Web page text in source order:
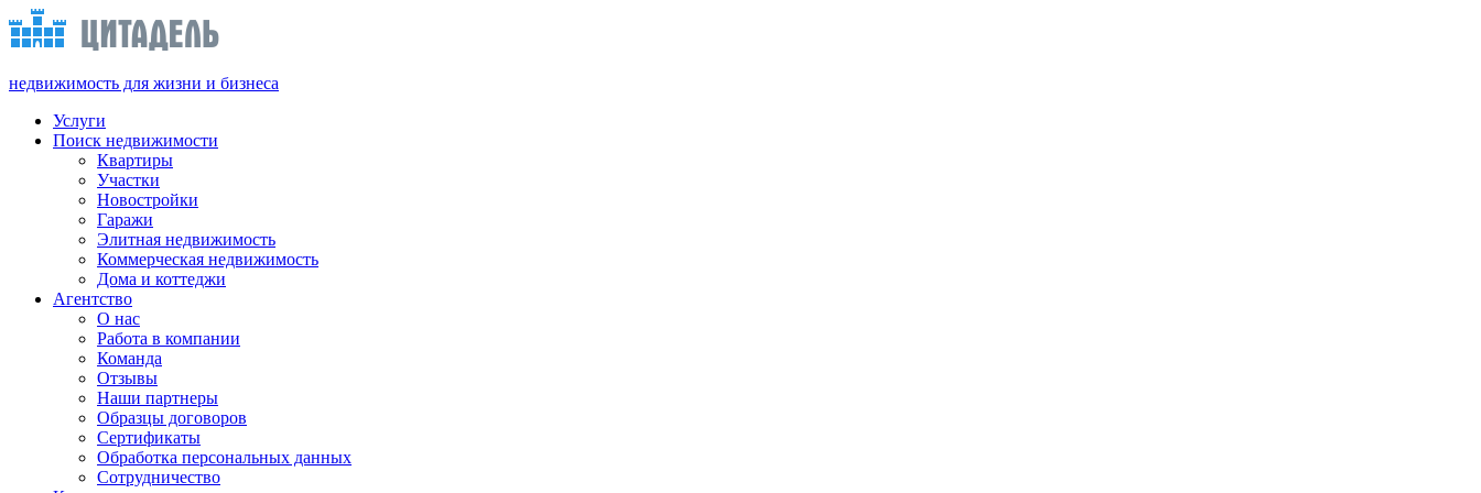
недвижимость для жизни и бизнеса
Услуги
Поиск недвижимости
Квартиры
Участки
Новостройки
Гаражи
Элитная недвижимость
Коммерческая недвижимость
Дома и коттеджи
Агентство
О нас
Работа в компании
Команда
Отзывы
Наши партнеры
Образцы договоров
Сертификаты
Обработка персональных данных
Сотрудничество